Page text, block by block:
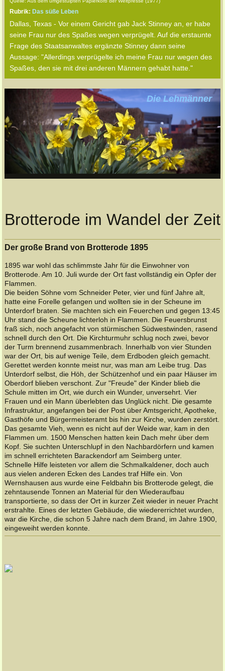
Rubrik: Das süße Leben
Dallas, Texas - Vor einem Gericht gab Jack Stinney an, er habe
seine Frau nur des Spaßes wegen verprügelt. Auf die erstaunte
Frage des Staatsanwaltes ergänzte Stinney dann seine
Aussage: "Allerdings verprügelte ich meine Frau nur wegen des
Spaßes, den sie mit drei anderen Männern gehabt hatte."
Die Lehmänner
Brotterode im Wandel der Zeit
Der große Brand von Brotterode 1895
1895 war wohl das schlimmste Jahr für die Einwohner von
Brotterode. Am 10. Juli wurde der Ort fast vollständig ein Opfer der
Flammen.
Die beiden Söhne vom Schneider Peter, vier und fünf Jahre alt,
hatte eine Forelle gefangen und wollten sie in der Scheune im
Unterdorf braten. Sie machten sich ein Feuerchen und gegen 13:45
Uhr stand die Scheune lichterloh in Flammen. Die Feuersbrunst
fraß sich, noch angefacht von stürmischen Südwestwinden, rasend
schnell durch den Ort. Die Kirchturmuhr schlug noch zwei, bevor
der Turm brennend zusammenbrach. Innerhalb von vier Stunden
war der Ort, bis auf wenige Teile, dem Erdboden gleich gemacht.
Gerettet werden konnte meist nur, was man am Leibe trug. Das
Unterdorf selbst, die Höh, der Schützenhof und ein paar Häuser im
Oberdorf blieben verschont. Zur "Freude" der Kinder blieb die
Schule mitten im Ort, wie durch ein Wunder, unversehrt. Vier
Frauen und ein Mann überlebten das Unglück nicht. Die gesamte
Infrastruktur, angefangen bei der Post über Amtsgericht, Apotheke,
Gasthöfe und Bürgermeisteramt bis hin zur Kirche, wurden zerstört.
Das gesamte Vieh, wenn es nicht auf der Weide war, kam in den
Flammen um. 1500 Menschen hatten kein Dach mehr über dem
Kopf. Sie suchten Unterschlupf in den Nachbardörfern und kamen
im schnell errichteten Barackendorf am Seimberg unter.
Schnelle Hilfe leisteten vor allem die Schmalkaldener, doch auch
aus vielen anderen Ecken des Landes traf Hilfe ein. Von
Wernshausen aus wurde eine Feldbahn bis Brotterode gelegt, die
zehntausende Tonnen an Material für den Wiederaufbau
transportierte, so dass der Ort in kurzer Zeit wieder in neuer Pracht
erstrahlte. Eines der letzten Gebäude, die wiedererrichtet wurden,
war die Kirche, die schon 5 Jahre nach dem Brand, im Jahre 1900,
eingeweiht werden konnte.